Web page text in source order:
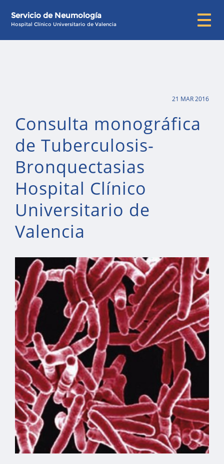
Servicio de Neumología
Hospital Clínico Universitario de Valencia
21 MAR 2016
Consulta monográfica
de Tuberculosis-
Bronquectasias
Hospital Clínico
Universitario de
Valencia